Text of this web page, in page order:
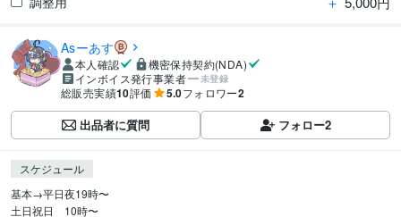
Asーあす
本人確認
機密保持契約(NDA)
インボイス発行事業者
未登録
総販売実績10評価 5.0フォロワー2
出品者に質問 フォロー2
スケジュール
基本→平日夜19時〜
土日祝日　10時〜